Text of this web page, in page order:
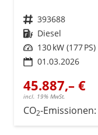
Fahrzeugnr. 393688
Kraftstoff Diesel
Leistung 130 kW (177 PS)
01.03.2026
45.887,– €
incl. 19% MwSt.
CO2-Emissionen: